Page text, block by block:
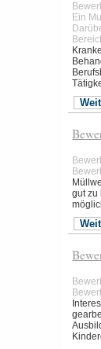
Ein
gut zu